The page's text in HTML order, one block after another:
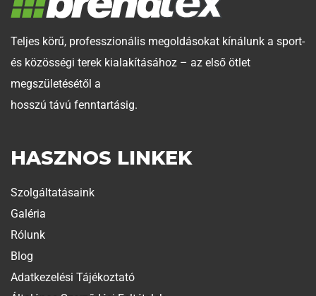
Teljes körű, professzionális megoldásokat kínálunk a sport-
és közösségi terek kialakításához – az első ötlet
megszületésétől a
hosszú távú fenntartásig.
HASZNOS LINKEK
Szolgáltatásaink
Galéria
Rólunk
Blog
Adatkezelési Tájékoztató